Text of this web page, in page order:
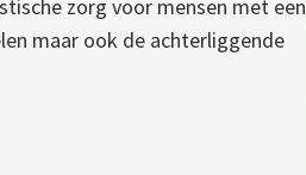
zorg voor mensen met een
maar ook de achterliggende